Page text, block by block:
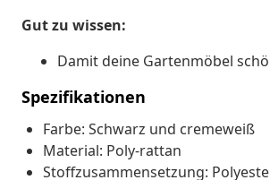
Gut zu wissen:
Damit deine Gartenmöbel
Spezifikationen
Farbe: Schwarz und cremeweiß
Material: Poly-rattan
Stoffzusammensetzung: